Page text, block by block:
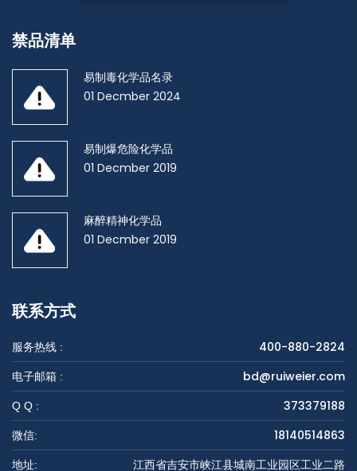
禁品清单
易制毒化学品名录
01 Decmber 2024
易制爆危险化学品
01 Decmber 2019
麻醉精神化学品
01 Decmber 2019
联系方式
服务热线 : 400-880-2824
电子邮箱 : bd@ruiweier.com
Q Q : 373379188
微信: 18140514863
地址: 江西省吉安市峡江县城南工业园区工业二路